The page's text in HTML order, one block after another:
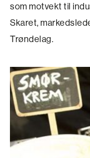
som motvekt til
Skaret,
Trøndelag.